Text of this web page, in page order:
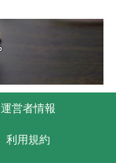
運営者情報
利用規約